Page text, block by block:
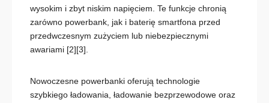
wysokim i zbyt niskim napięciem. Te funkcje chronią
zarówno powerbank, jak i baterię smartfona przed
przedwczesnym zużyciem lub niebezpiecznymi
awariami [2][3]
Nowoczesne powerbanki oferują technologie
szybkiego ładowania, ładowanie bezprzewodowe oraz